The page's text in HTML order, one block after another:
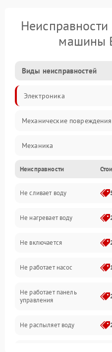
машины
Виды неисправностей
Электроника
Механические повреждения
Механика
Управление
Электропитание
Датчики
Нагрев
Вода
Гигиена
Программное обеспечение
Неисправности
Не сливает воду
Не нагревает воду
Не включается
Не работает насос
Не работает панель
управления
Не распыляет воду